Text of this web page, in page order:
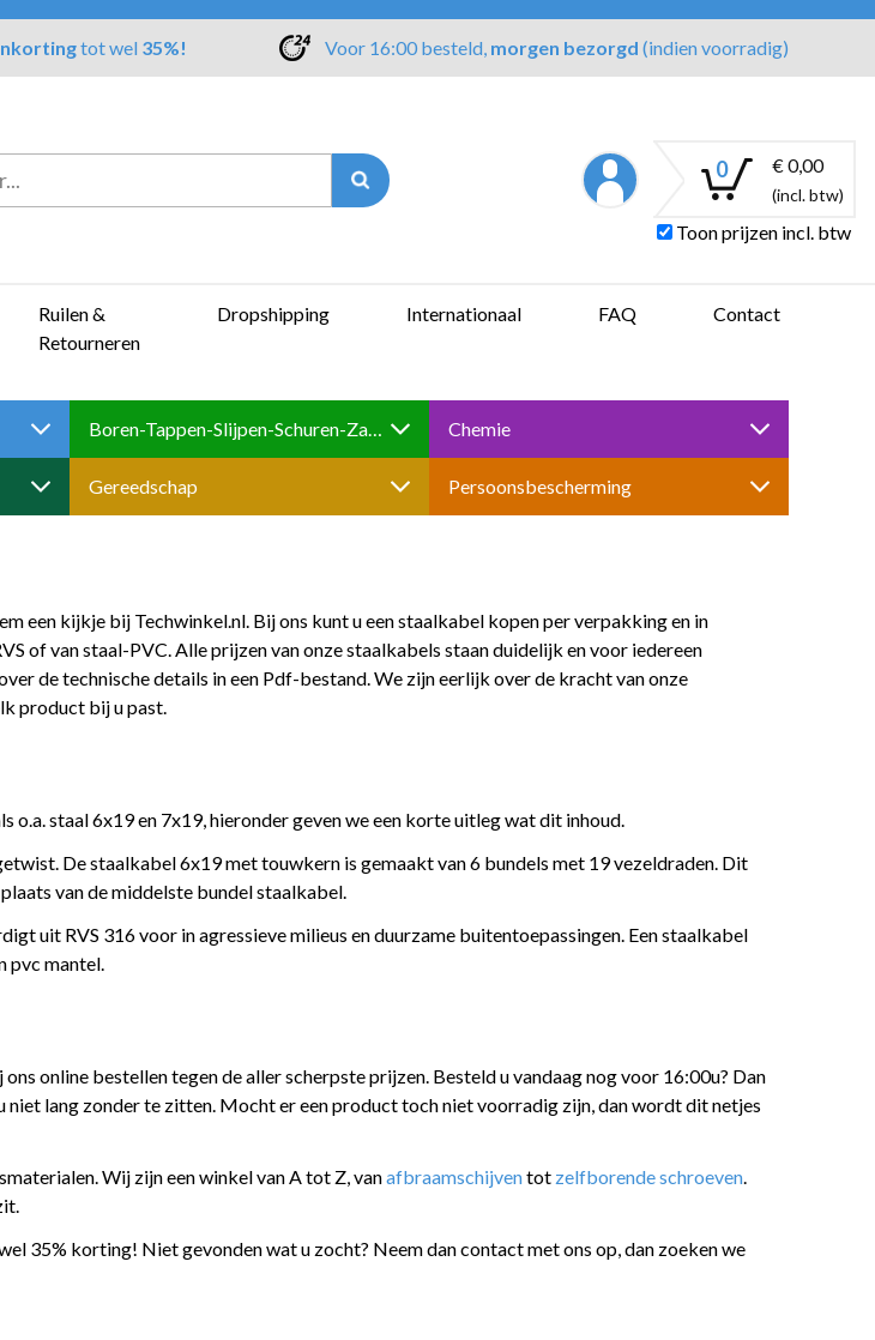
tot wel 35%! Voor 16:00 besteld, morgen bezorgd (indien voorradig)
0 € 0,00
(incl. btw)
Toon prijzen incl. btw
Ruilen &
Retourneren
Dropshipping Internationaal FAQ Contact
Boren-Tappen-Slijpen-Schuren-Zagen Chemie
Gereedschap Persoonsbescherming
een kijkje bij Techwinkel.nl. Bij ons kunt u een staalkabel kopen per verpakking en in
of van staal-PVC. Alle prijzen van onze staalkabels staan duidelijk en voor iedereen
de technische details in een Pdf-bestand. We zijn eerlijk over de kracht van onze
product bij u past.
staal 6x19 en 7x19, hieronder geven we een korte uitleg wat dit inhoud.
De staalkabel 6x19 met touwkern is gemaakt van 6 bundels met 19 vezeldraden. Dit
van de middelste bundel staalkabel.
uit RVS 316 voor in agressieve milieus en duurzame buitentoepassingen. Een staalkabel
pvc mantel.
online bestellen tegen de aller scherpste prijzen. Besteld u vandaag nog voor 16:00u? Dan
lang zonder te zitten. Mocht er een product toch niet voorradig zijn, dan wordt dit netjes
Wij zijn een winkel van A tot Z, vanafbraamschijventot zelfborende schroeven.
35% korting! Niet gevonden wat u zocht? Neem dan contact met ons op, dan zoeken we